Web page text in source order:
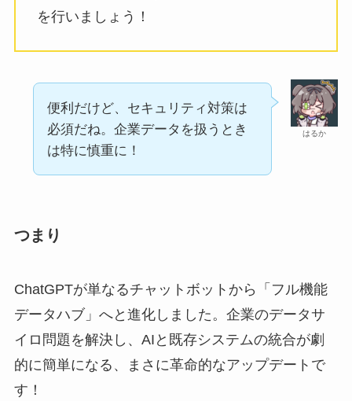
を行いましょう！
はるか
便利だけど、セキュリティ対策は
必須だね。企業データを扱うとき
は特に慎重に！
つまり
ChatGPTが単なるチャットボットから「フル機能
データハブ」へと進化しました。企業のデータサ
イロ問題を解決し、AIと既存システムの統合が劇
的に簡単になる、まさに革命的なアップデートで
す！